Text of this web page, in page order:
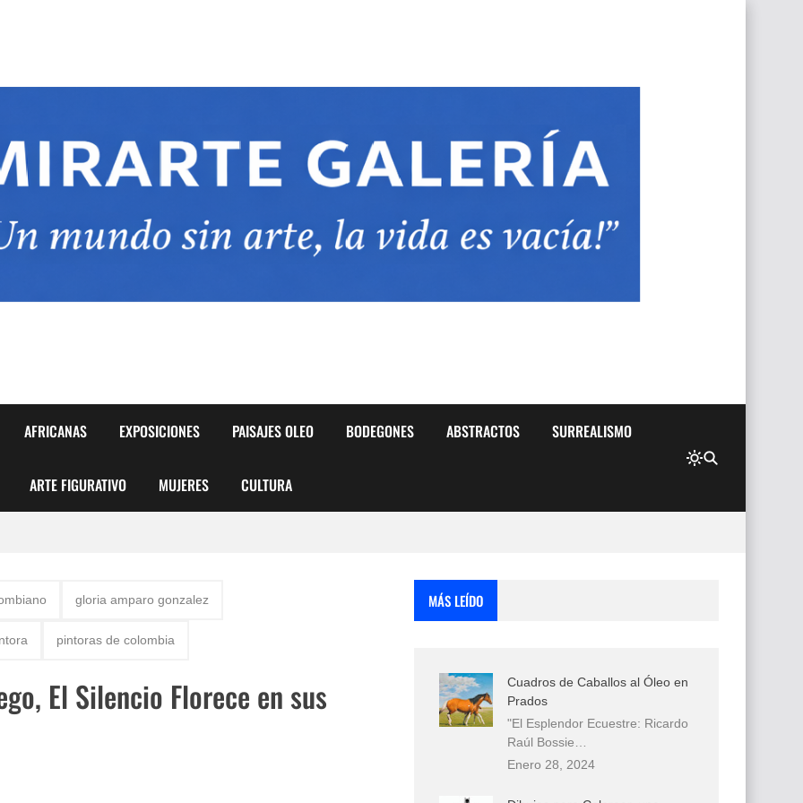
AFRICANAS EXPOSICIONES PAISAJES OLEO BODEGONES ABSTRACTOS SURREALISMO
ARTE FIGURATIVO MUJERES CULTURA
Biryulina Vita
Bellas del Mundo
gloria amparo gonzalez
pintoras de colombia
El Silencio Florece en sus
MÁS LEÍDO
Cuadros de Caballos al Óleo en
Prados
"El Esplendor Ecuestre: Ricardo
Raúl Bossie…
Enero 28, 2024